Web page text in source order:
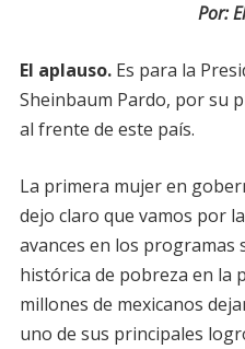
Por:
El aplauso. Es para la
Sheinbaum Pardo, por su
al frente de este país.
La primera mujer en
dejo claro que vamos por
avances en los programas
histórica de pobreza en la
millones de mexicanos
uno de sus principales